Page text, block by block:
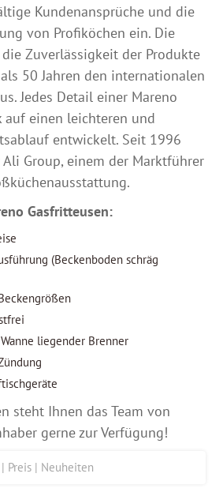
Kundenansprüche und die
von Profiköchen ein. Die
Zuverlässigkeit der Produkte
50 Jahren den internationalen
Jedes Detail einer Mareno
einen leichteren und
entwickelt. Seit 1996
Group, einem der Marktführer
Gasfritteusen:
(Beckenboden schräg
liegender Brenner
steht Ihnen das Team von
gerne zur Verfügung!
Preis Neuheiten